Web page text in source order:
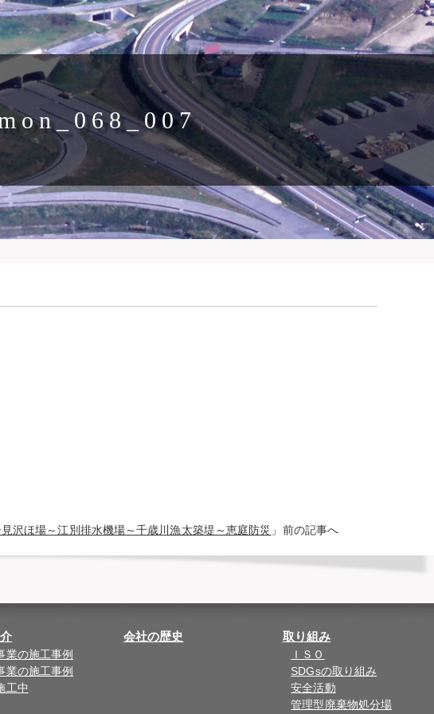
ほ場～江別排水機場～千歳川漁太築堤～恵庭防災 」前の記事へ
業の施工事例
業の施工事例
工中
会社の歴史 取り組み
ＩＳＯ
SDGsの取り組み
安全活動
管理型廃棄物処分場